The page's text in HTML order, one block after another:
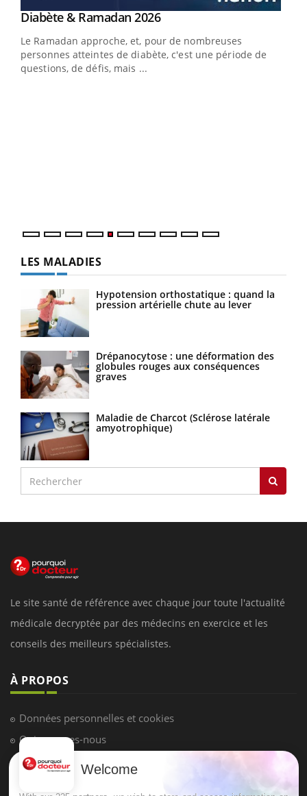
Youtube
Diabète & Ramadan 2026Youtube
Le Ramadan approche, et, pour de nombreuses
personnes atteintes de diabète, c'est une période de
questions, de défis, mais ...
LES MALADIES
Hypotension orthostatique : quand la
pression artérielle chute au lever
Drépanocytose : une déformation des
globules rouges aux conséquences
graves
Maladie de Charcot (Sclérose latérale
amyotrophique)
Le site santé de référence avec chaque jour toute l'actualité
médicale decryptée par des médecins en exercice et les
conseils des meilleurs spécialistes.
À PROPOS
Données personnelles et cookies
Qui sommes-nous
Conditions d'utilisation
Welcome